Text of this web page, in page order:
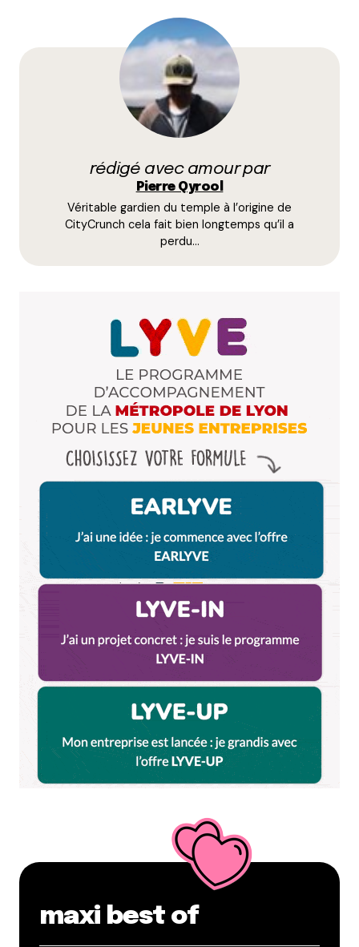
Votre adresse e-mail ne sera pas publiée.
champs obligatoires sont indiqués avec
E-mail*
Enregistrer mon nom, mon e-mail et mon site dans le
Prévenez-moi de tous les nouveaux commentaires
Et bim !
rédigé avec amour par
Pierre Qyrool
Véritable gardien du temple à l’origine de
CityCrunch cela fait bien longtemps qu’il a
perdu…
maxi best of